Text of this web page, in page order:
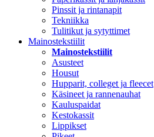
Pinssit ja rintanapit
Tekniikka
Tulitikut ja sytyttimet
Mainostekstiilit
Mainostekstiilit
Asusteet
Housut
Hupparit, colleget ja fleecet
Käsineet ja rannenauhat
Kauluspaidat
Kestokassit
Lippikset